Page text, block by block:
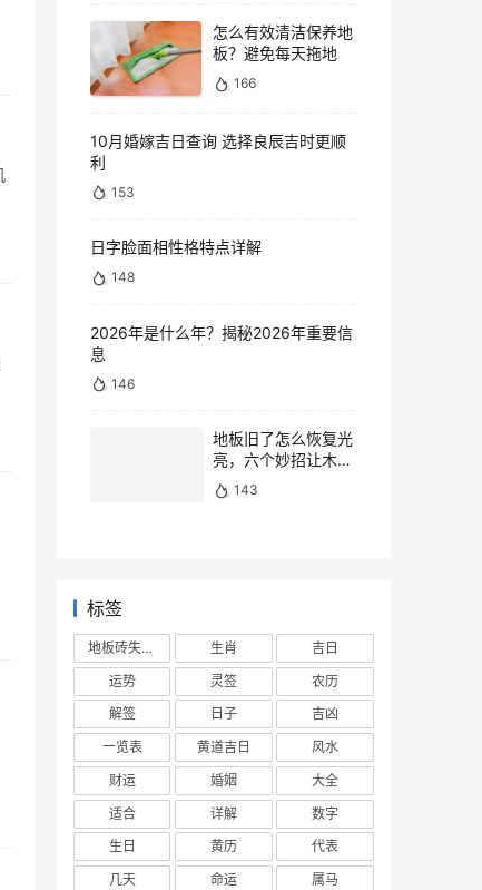
怎么有效清洁保养地
板？避免每天拖地
166
10月婚嫁吉日查询 选择良辰吉时更顺
利
153
日字脸面相性格特点详解
148
2026年是什么年？揭秘2026年重要信
息
146
地板旧了怎么恢复光
亮，六个妙招让木地
板焕然一新
143
标签
地板砖失去光泽 生肖
吉日
运势
灵签
农历
解签
日子
吉凶
一览表
黄道吉日
风水
财运
婚姻
大全
适合
详解
数字
生日
黄历
代表
几天
命运 属马